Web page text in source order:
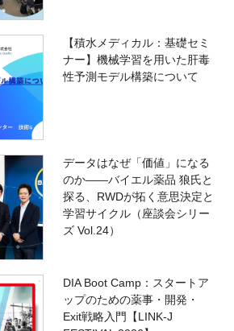
【積水メディカル：基礎セミ
ナー】機械学習を用いた肝毒
性予測モデル構築について
データはなぜ「価値」になる
のか——バイエル薬品 狼氏と
探る、RWDが拓く意思決定と
学習サイクル（座談会シリー
ズ Vol.24）
DIA Boot Camp：スタートア
ップのための薬事・開発・
Exit戦略入門【LINK-J